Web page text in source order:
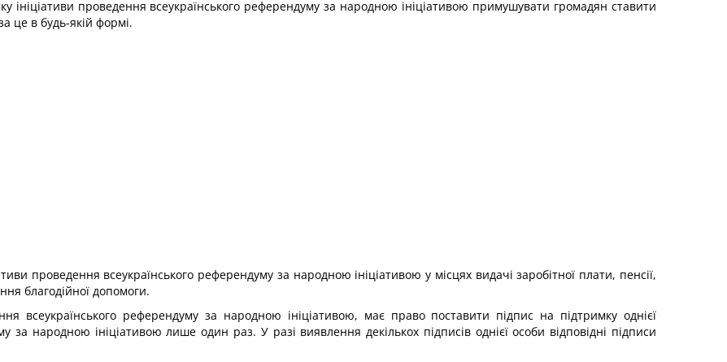
ініціативи проведення всеукраїнського референдуму за народною ініціативою примушувати громадян ставити
це в будь-якій формі.
проведення всеукраїнського референдуму за народною ініціативою у місцях видачі заробітної плати, пенсії,
благодійної допомоги.
всеукраїнського референдуму за народною ініціативою, має право поставити підпис на підтримку однієї
за народною ініціативою лише один раз. У разі виявлення декількох підписів однієї особи відповідні підписи